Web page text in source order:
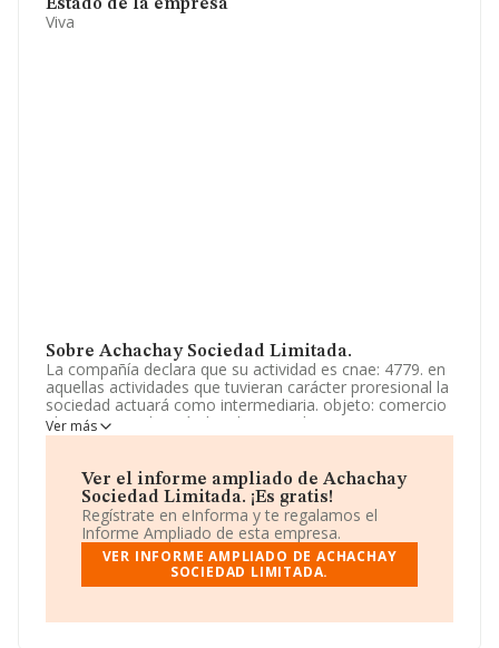
Estado de la empresa
Viva
Sobre Achachay Sociedad Limitada.
La compañía declara que su actividad es cnae: 4779. en
aquellas actividades que tuvieran carácter proresional la
sociedad actuará como intermediaria. objeto: comercio
al por menor de artículos de segunda mano en
establecimientos especializados. comercio al por menor
en productos alimen. La empresa está registrada como
Sociedad Limitada. Clasifica su actividad CNAE como
'Comercio al por menor de artículos de segunda mano',
código 4779. No realiza actividad de importación y/o
exportación.
La sociedad españolaAchachay Sociedad Limitada
núm. 1 Entrego, (33950), San Martin Del Rey Aurelio,
Ver más
Ver el informe ampliado de Achachay
Sociedad Limitada. ¡Es gratis!
Regístrate en eInforma y te regalamos el
Informe Ampliado de esta empresa.
VER INFORME AMPLIADO DE ACHACHAY
SOCIEDAD LIMITADA.